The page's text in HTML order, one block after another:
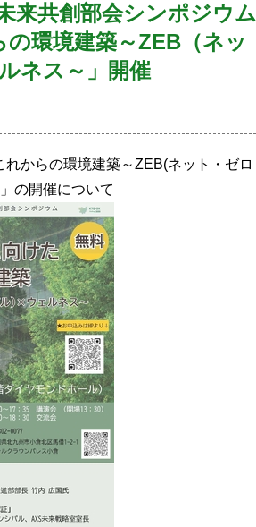
来共創部会シンポジウム
環境建築～ZEB（ネッ
ネス～」開催
れからの環境建築～ZEB(ネット・ゼロ
」の開催について